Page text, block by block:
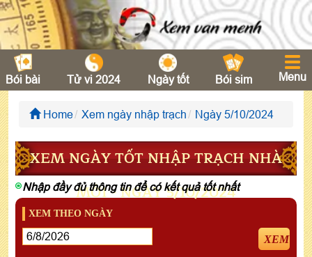
Bói bài Tử vi 2024 Ngày tốt Bói sim Menu
Home Xem ngày nhập trạch Ngày 5/10/2024
XEM NGÀY TỐT NHẬP TRẠCH NHÀ
MỚI - NGÀY 5/10/2024
Nhập đầy đủ thông tin để có kết quả tốt nhất
XEM THEO NGÀY
XEM